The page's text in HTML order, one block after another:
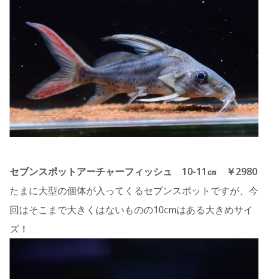
セブンスポットアーチャーフィッシュ 10-11㎝ ￥2980
たまに大型の個体が入ってくるセブンスポットですが、今
回はそこまで大きくはないものの10cmはある大きめサイ
ズ！